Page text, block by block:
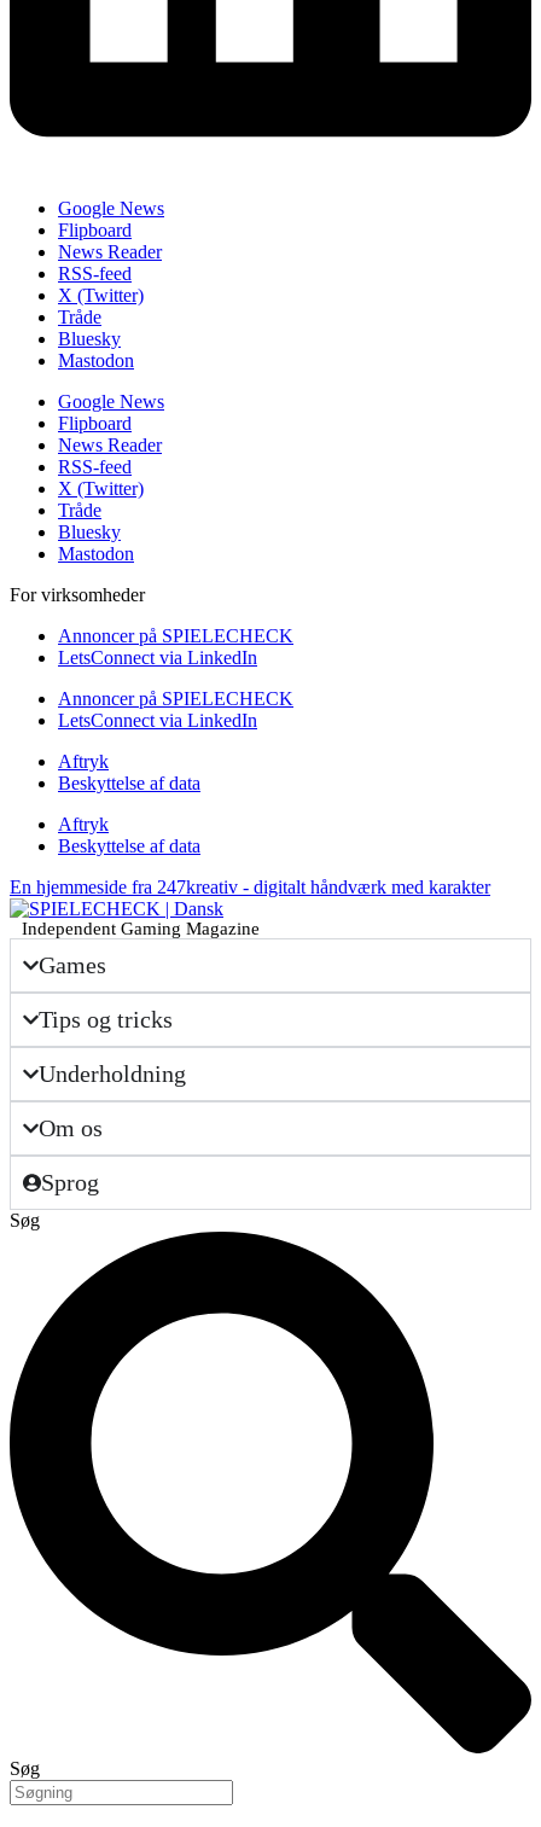
Google News
Flipboard
News Reader
RSS-feed
X (Twitter)
Tråde
Bluesky
Mastodon
Google News
Flipboard
News Reader
RSS-feed
X (Twitter)
Tråde
Bluesky
Mastodon
For virksomheder
Annoncer på SPIELECHECK
LetsConnect via LinkedIn
Annoncer på SPIELECHECK
LetsConnect via LinkedIn
Aftryk
Beskyttelse af data
Aftryk
Beskyttelse af data
En hjemmeside fra 247kreativ - digitalt håndværk med karakter
Independent Gaming Magazine
Games
Tips og tricks
Underholdning
Om os
Sprog
Søg
Søg